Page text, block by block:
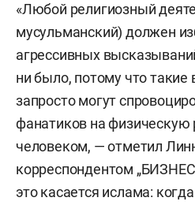
«Любой религиозный
мусульманский) должен
агрессивных
ни было, потому что
запросто могут
фанатиков на физическую
человеком, — отметил
корреспондентом
это касается ислама: